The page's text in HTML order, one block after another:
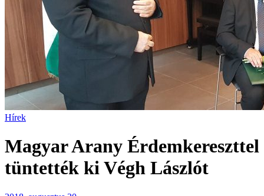
Hírek
Magyar Arany Érdemkereszttel
tüntették ki Végh Lászlót